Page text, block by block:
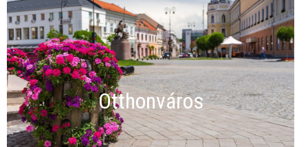
Otthonváros